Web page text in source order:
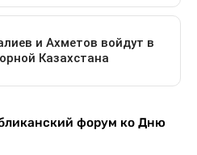
форум ко Дню